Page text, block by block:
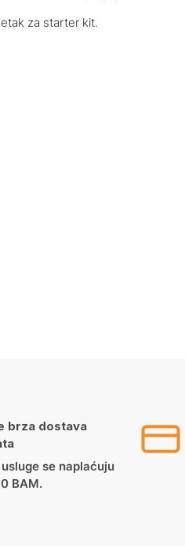
za starter kit.
brza dostava
se naplaćuju
BAM.